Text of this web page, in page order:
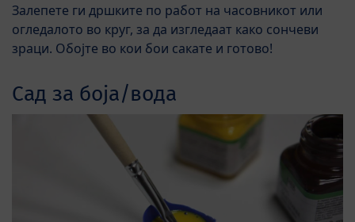
Залепете ги дршките по работ на часовникот или
огледалото во круг, за да изгледаат како сончеви
зраци. Обојте во кои бои сакате и готово!
Сад за боја/вода